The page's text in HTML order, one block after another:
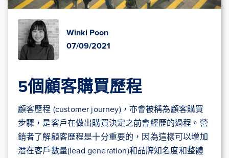
Winki Poon
07/09/2021
5個顧客購買歷程
顧客歷程 (customer journey)，亦會被稱為顧客購買
步驟，是客戶在做出購買決定之前會經歷的過程。營
銷者了解顧客歷程是十分重要的，因為這樣可以增加
潛在客戶數量(lead generation)和品牌知名度和整體